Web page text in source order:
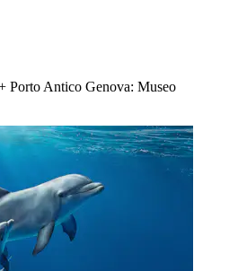
Porto Antico Genova: Museo